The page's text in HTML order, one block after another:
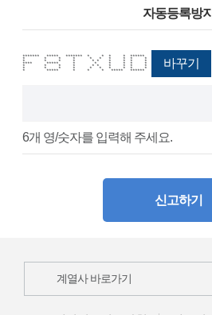
자동등록방지
******* ***** ******* * * * * ******
* * * * * * * * * *
* * * * * * * * * *
**** ***** * * * * * *
* * * * * * * * * *
* * * * * * * * * *
* ***** * * * ***** ******
바꾸기
6개 영/숫자를 입력해 주세요.
신고하기
계열사 바로가기